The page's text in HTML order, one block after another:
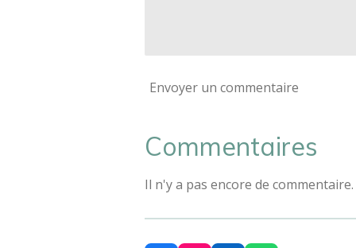
Envoyer un commentaire
Commentaires
Il n'y a pas encore de commentaire.